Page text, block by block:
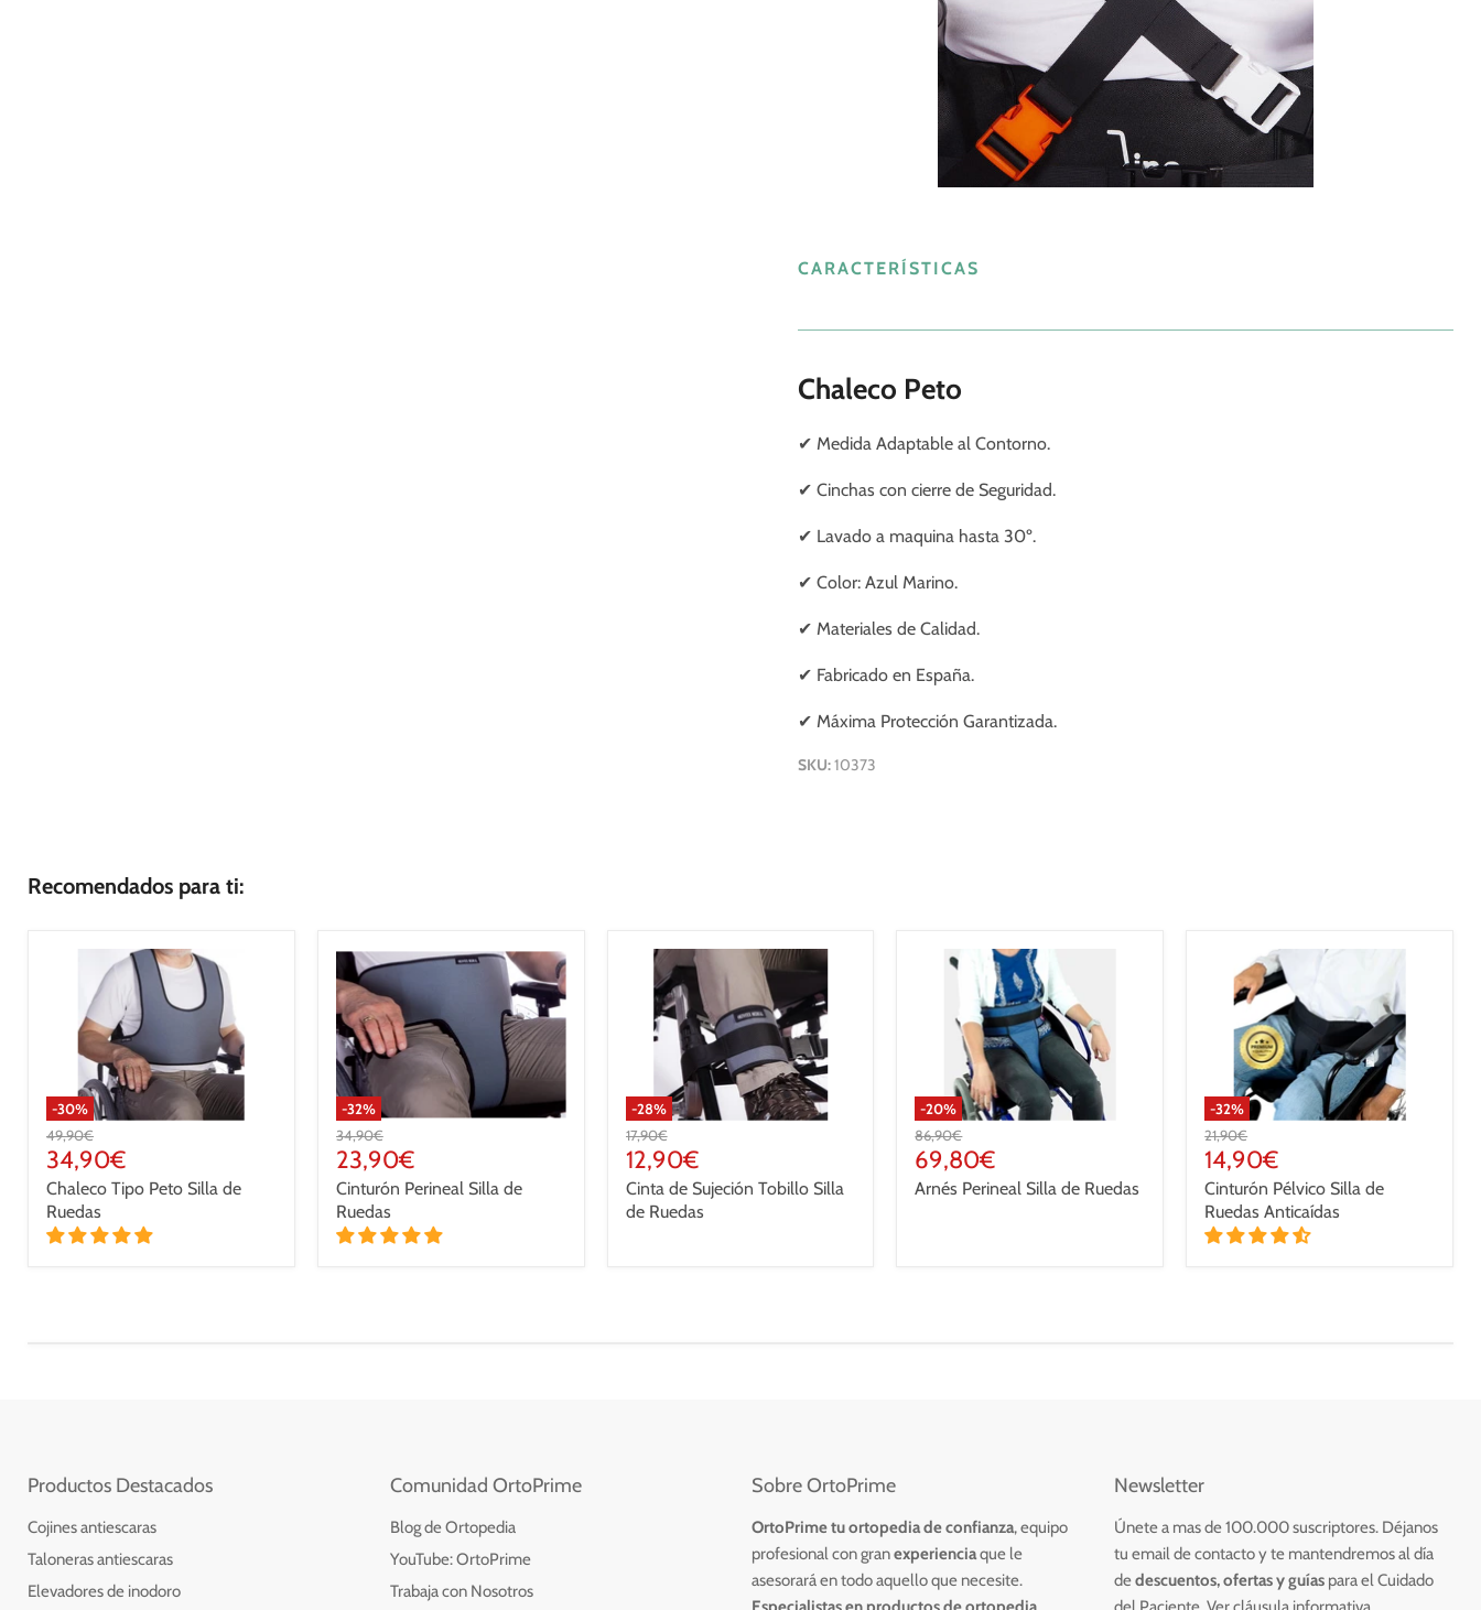
CARACTERÍSTICAS
Chaleco Peto
✔ Medida Adaptable al Contorno.
✔ Cinchas con cierre de Seguridad.
✔ Lavado a maquina hasta 30º.
✔ Color: Azul Marino.
✔ Materiales de Calidad.
✔ Fabricado en España.
✔ Máxima Protección Garantizada.
SKU:10373
Recomendados para ti:
-30%
Precio
original
49,90€
Precio
actual
34,90€
Chaleco Tipo Peto Silla de
Ruedas
-32%
Precio
original
34,90€
Precio
actual
23,90€
Cinturón Perineal Silla de
Ruedas
-28%
Precio
original
17,90€
Precio
actual
12,90€
Cinta de Sujeción Tobillo Silla
de Ruedas
-20%
Precio
original
86,90€
Precio
actual
69,80€
Arnés Perineal Silla de Ruedas
-32%
Precio
original
21,90€
Precio
actual
14,90€
Cinturón Pélvico Silla de
Ruedas Anticaídas
Productos Destacados
Cojines antiescaras
Taloneras antiescaras
Elevadores de inodoro
Comunidad OrtoPrime
Blog de Ortopedia
YouTube: OrtoPrime
Trabaja con Nosotros
Sobre OrtoPrime
OrtoPrime tu ortopedia de confianza, equipo
profesional congranexperienciaque le
asesorará en todo aquello que necesite.
Newsletter
Únete a mas de 100.000 suscriptores. Déjanos
tu email de contacto y te mantendremos al día
dedescuentos, ofertasy guíaspara el Cuidado